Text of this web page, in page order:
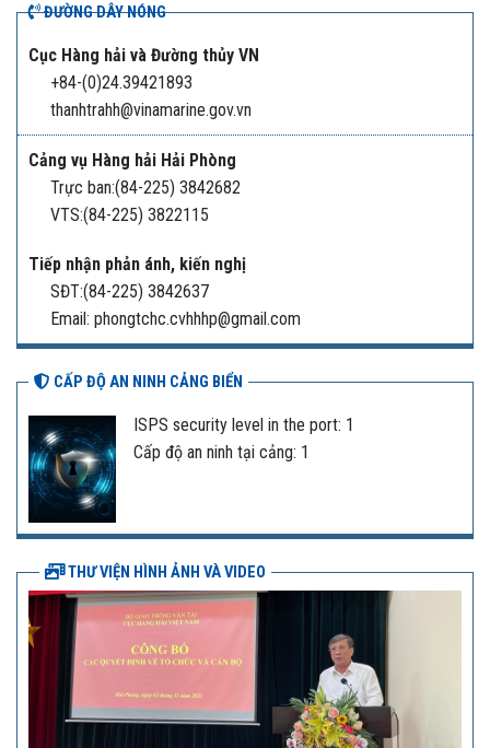
ĐƯỜNG DÂY NÓNG
Cục Hàng hải và Đường thủy VN
+84-(0)24.39421893
thanhtrahh@vinamarine.gov.vn
Cảng vụ Hàng hải Hải Phòng
Trực ban:(84-225) 3842682
VTS:(84-225) 3822115
Tiếp nhận phản ánh, kiến nghị
SĐT:(84-225) 3842637
Email: phongtchc.cvhhhp@gmail.com
CẤP ĐỘ AN NINH CẢNG BIỂN
ISPS security level in the port: 1
Cấp độ an ninh tại cảng: 1
THƯ VIỆN HÌNH ẢNH VÀ VIDEO